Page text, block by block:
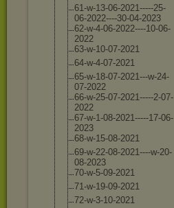
61-w-13-06-2021-----25-
06-2022----30-04-2023
62-w-4-06-2022----10-06-
2022
63-w-10-07-2021
64-w-4-07-2021
65-w-18-07-2021---w-24-
07-2022
66-w-25-07-2021-----2-07-
2022
67-w-1-08-2021-----17-06-
2023
68-w-15-08-2021
69-w-22-08-2021----w-20-
08-2023
70-w-5-09-2021
71-w-19-09-2021
72-w-3-10-2021